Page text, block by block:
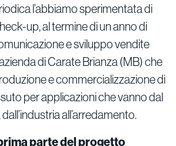
l’abbiamo sperimentata di
up, al termine di un anno di
e sviluppo vendite
di Carate Brianza (MB) che
e commercializzazione di
per applicazioni che vanno dal
dall’industria all’arredamento.
parte del progetto